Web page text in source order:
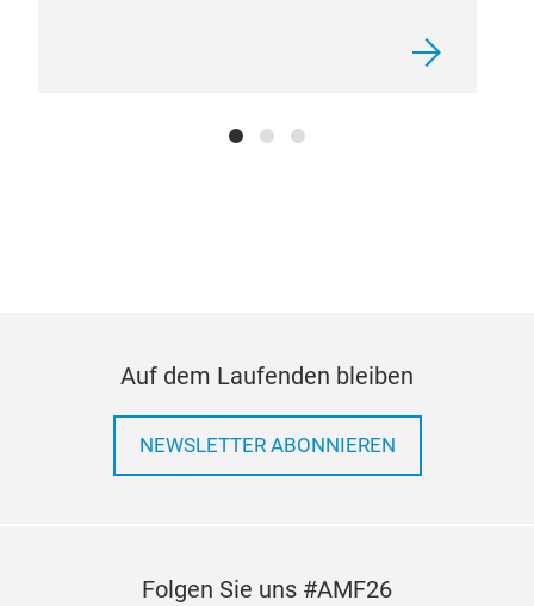
Auf dem Laufenden bleiben
NEWSLETTER ABONNIEREN
Folgen Sie uns #AMF26